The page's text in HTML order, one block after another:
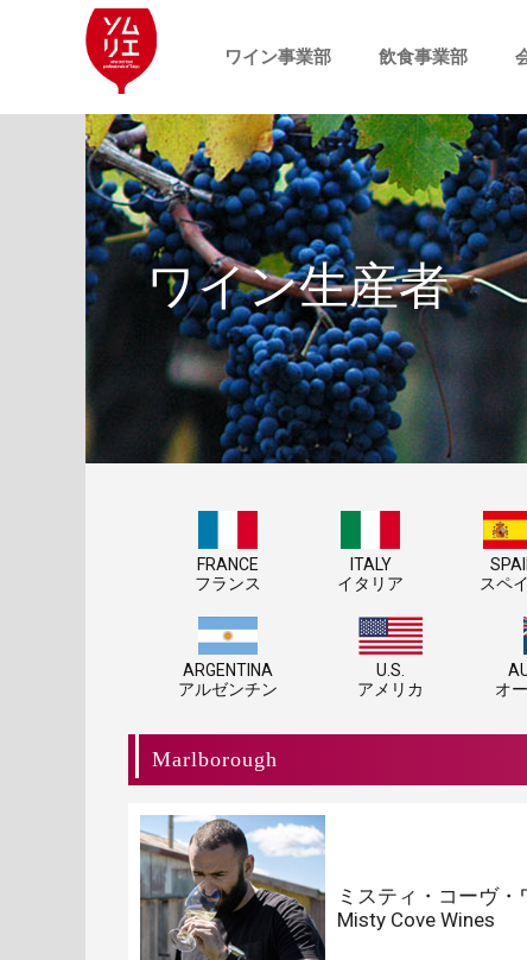
ワイン事業部 飲食事業部
ワイン生産者
FRANCE
フランス
ITALY
イタリア
スペ
ARGENTINA
アルゼンチン
U.S.
アメリカ
オ
Marlborough
ミスティ・コーヴ・
Misty Cove Wines